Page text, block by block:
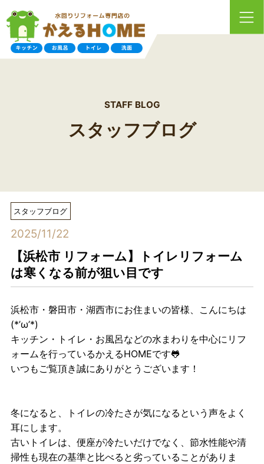
STAFF BLOG
スタッフブログ
スタッフブログ
2025/11/22
【浜松市 リフォーム】トイレリフォーム
は寒くなる前が狙い目です
浜松市・磐田市・湖西市にお住まいの皆様、こんにちは
(*’ω’*)
キッチン・トイレ・お風呂などの水まわりを中心にリフ
ォームを行っているかえるHOMEです🐸
いつもご覧頂き誠にありがとうございます！
冬になると、トイレの冷たさが気になるという声をよく
耳にします。
古いトイレは、便座が冷たいだけでなく、節水性能や清
掃性も現在の基準と比べると劣っていることがありま